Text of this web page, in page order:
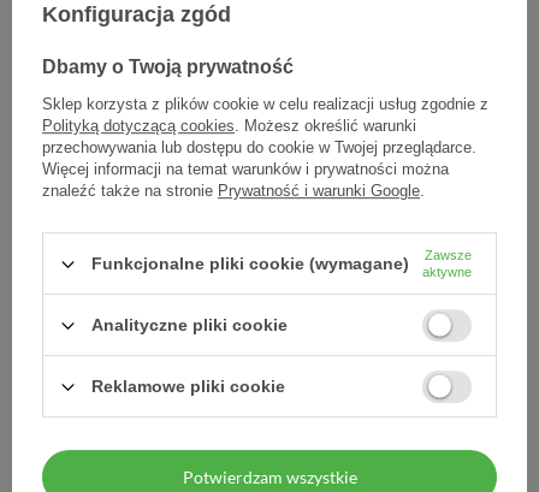
63,87 zł
Cena jednostkowa 0,09 zł / szt.
- + Dodaj do koszyka
Dodaj do listy zakupowej
Producent:LABORATOIRES EXPANSCIENCE POLSKA SP. Z O
Kod produktu:3504105035433
DARMOWA DOSTAWA
Już od 149 zł !
Konfiguracja zgód
Dbamy o Twoją prywatność
Sklep korzysta z plików cookie w celu realizacji usług zgodnie z
Polityką dotyczącą cookies. Możesz określić warunki
przechowywania lub dostępu do cookie w Twojej przeglądarce.
Więcej informacji na temat warunków i prywatności można
znaleźć także na stronie Prywatność i warunki Google.
Funkcjonalne pliki cookie (wymagane)
Zawsze
aktywne
Analityczne pliki cookie
Reklamowe pliki cookie
Potwierdzam wszystkie